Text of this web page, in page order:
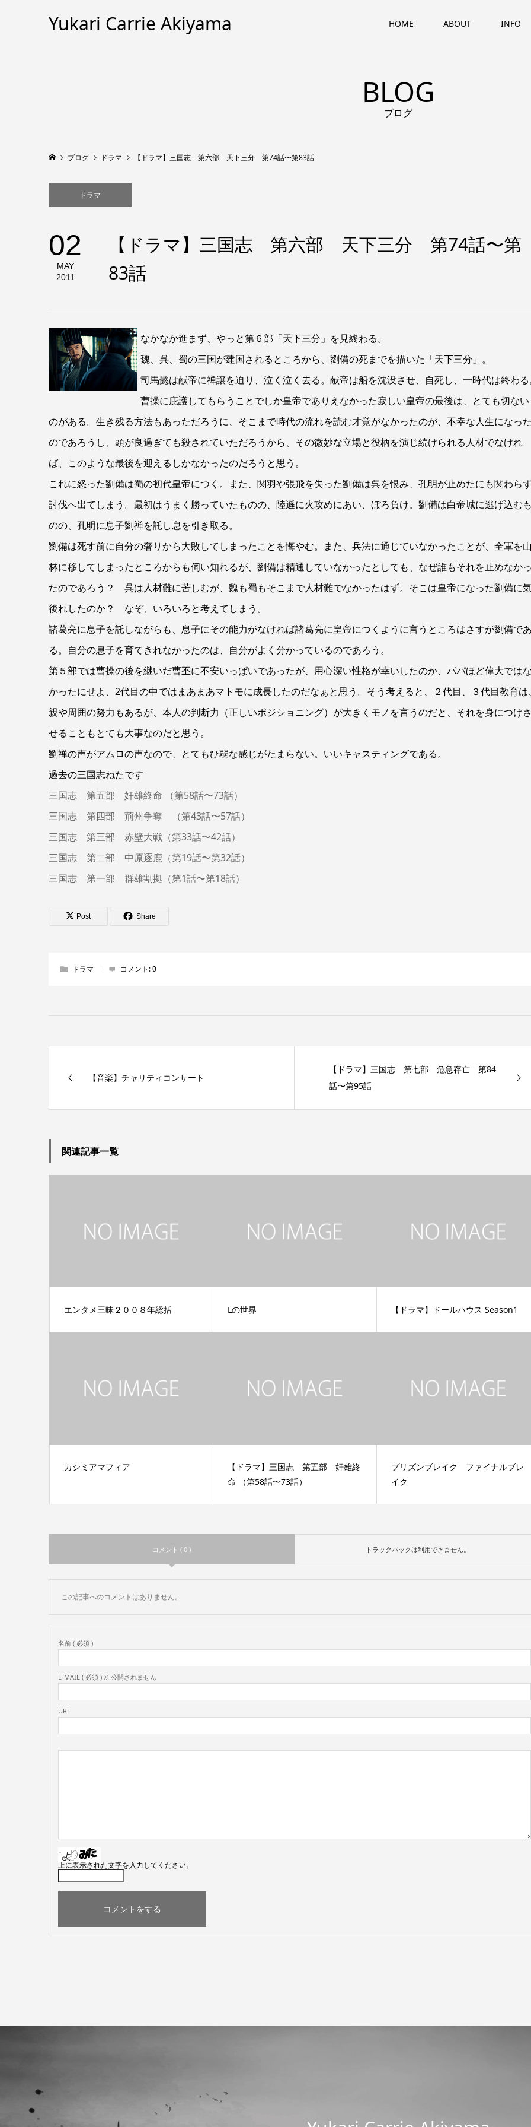
Yukari Carrie Akiyama HOME ABOUT INFO
BLOG
ブログ
ブログ ドラマ 【ドラマ】三国志 第六部 天下三分 第74話〜第83話
ドラマ
02
MAY
2011
【ドラマ】三国志 第六部 天下三分 第74話〜第
83話
なかなか進まず、やっと第６部「天下三分」を見終わる。
魏、呉、蜀の三国が建国されるところから、劉備の死までを描いた「天下三分」。
司馬懿は献帝に禅譲を迫り、泣く泣く去る。献帝は船を沈没させ、自死し、一時代は終わ
曹操に庇護してもらうことでしか皇帝でありえなかった寂しい皇帝の最後は、とても切な
のがある。生き残る方法もあっただろうに、そこまで時代の流れを読む才覚がなかったのが、不幸な人生になっ
のであろうし、頭が良過ぎても殺されていただろうから、その微妙な立場と役柄を演じ続けられる人材でなけれ
ば、このような最後を迎えるしかなかったのだろうと思う。
これに怒った劉備は蜀の初代皇帝につく。また、関羽や張飛を失った劉備は呉を恨み、孔明が止めたにも関わら
討伐へ出てしまう。最初はうまく勝っていたものの、陸遜に火攻めにあい、ぼろ負け。劉備は白帝城に逃げ込む
のの、孔明に息子劉禅を託し息を引き取る。
劉備は死す前に自分の奢りから大敗してしまったことを悔やむ。また、兵法に通じていなかったことが、全軍を
林に移してしまったところからも伺い知れるが、劉備は精通していなかったとしても、なぜ誰もそれを止めなか
たのであろう？ 呉は人材難に苦しむが、魏も蜀もそこまで人材難でなかったはず。そこは皇帝になった劉備に
後れしたのか？ なぞ、いろいろと考えてしまう。
諸葛亮に息子を託しながらも、息子にその能力がなければ諸葛亮に皇帝につくように言うところはさすが劉備で
る。自分の息子を育てきれなかったのは、自分がよく分かっているのであろう。
第５部では曹操の後を継いだ曹丕に不安いっぱいであったが、用心深い性格が幸いしたのか、パパほど偉大では
かったにせよ、2代目の中ではまあまあマトモに成長したのだなぁと思う。そう考えると、２代目、３代目教育は
親や周囲の努力もあるが、本人の判断力（正しいポジショニング）が大きくモノを言うのだと、それを身につけ
せることもとても大事なのだと思う。
劉禅の声がアムロの声なので、とてもひ弱な感じがたまらない。いいキャスティングである。
過去の三国志ねたです
三国志 第五部 奸雄終命 （第58話〜73話）
三国志 第四部 荊州争奪 （第43話〜57話）
三国志 第三部 赤壁大戦（第33話〜42話）
三国志 第二部 中原逐鹿（第19話〜第32話）
三国志 第一部 群雄割拠（第1話〜第18話）
Post Share
ドラマ コメント:0
【音楽】チャリティコンサート
【ドラマ】三国志 第七部 危急存亡 第84
話〜第95話
関連記事一覧
エンタメ三昧２００８年総括 Lの世界 【ドラマ】ドールハウス Season1
カシミアマフィア
【ドラマ】三国志 第五部 奸雄終
命 （第58話〜73話）
プリズンブレイク ファイナルブレ
イク
コメント ( 0 ) トラックバックは利用できません。
この記事へのコメントはありません。
名前 ( 必須 )
E-MAIL ( 必須 ) ※ 公開されません
URL
上に表示された文字を入力してください。